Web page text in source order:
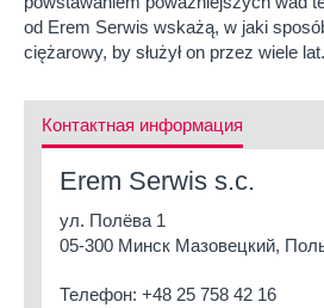
od Erem Serwis wskażą, w jaki
ciężarowy, by służył on przez wiele lat.
Контактная информация
Erem Serwis s.c.
ул. Полёва 1
05-300 Минск Мазовецкий,
Телефон: +48 25 758 42 16